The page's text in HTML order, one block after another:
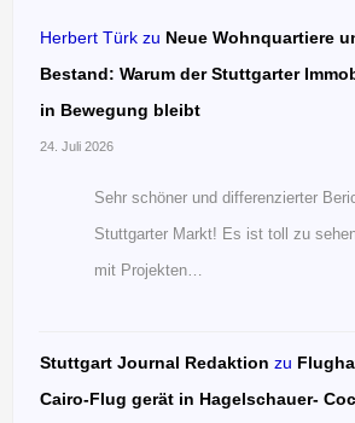
Herbert Türk zu Neue Wohnquartiere
Bestand: Warum der Stuttgarter
in Bewegung bleibt
24. Juli 2026
Sehr schöner und differenzierter
Stuttgarter Markt! Es ist toll zu
mit Projekten…
Stuttgart Journal Redaktion zu
Cairo-Flug gerät in Hagelschauer-